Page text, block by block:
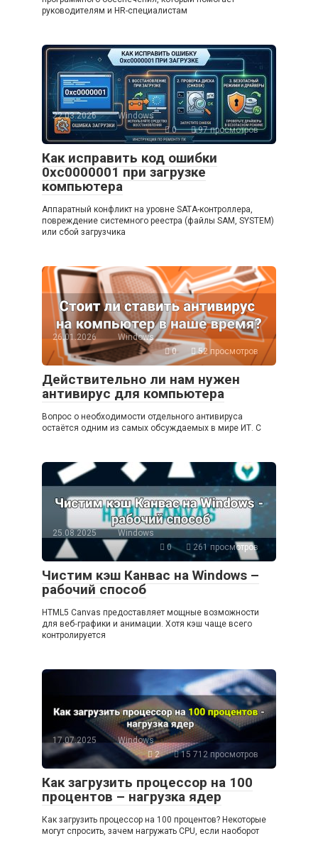
руководителям и HR-специалистам
22.03.2026
Windows
0
97 просмотров
Как исправить код ошибки
0xc0000001 при загрузке
компьютера
Аппаратный конфликт на уровне SATA-контроллера,
повреждение системного реестра (файлы SAM, SYSTEM)
или сбой загрузчика
26.01.2026
Windows
0
52 просмотров
Действительно ли нам нужен
антивирус для компьютера
Вопрос о необходимости отдельного антивируса
остаётся одним из самых обсуждаемых в мире ИТ. С
25.08.2025
Windows
0
261 просмотров
Чистим кэш Канвас на Windows –
рабочий способ
HTML5 Canvas предоставляет мощные возможности
для веб‑графики и анимации. Хотя кэш чаще всего
контролируется
17.07.2025
Windows
2
15 712 просмотров
Как загрузить процессор на 100
процентов – нагрузка ядер
Как загрузить процессор на 100 процентов? Некоторые
могут спросить, зачем нагружать CPU, если наоборот